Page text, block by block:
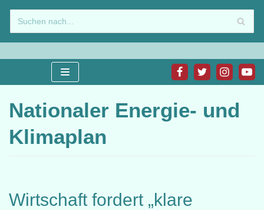
Zum
Inhalt
springen
Nationaler Energie- und
Klimaplan
Wirtschaft fordert „klare